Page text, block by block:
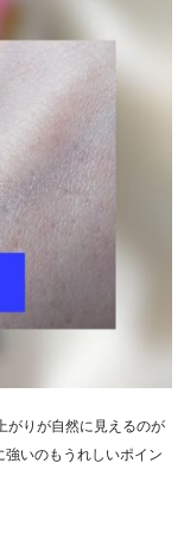
がりが自然に見えるのが
いのもうれしいポイン